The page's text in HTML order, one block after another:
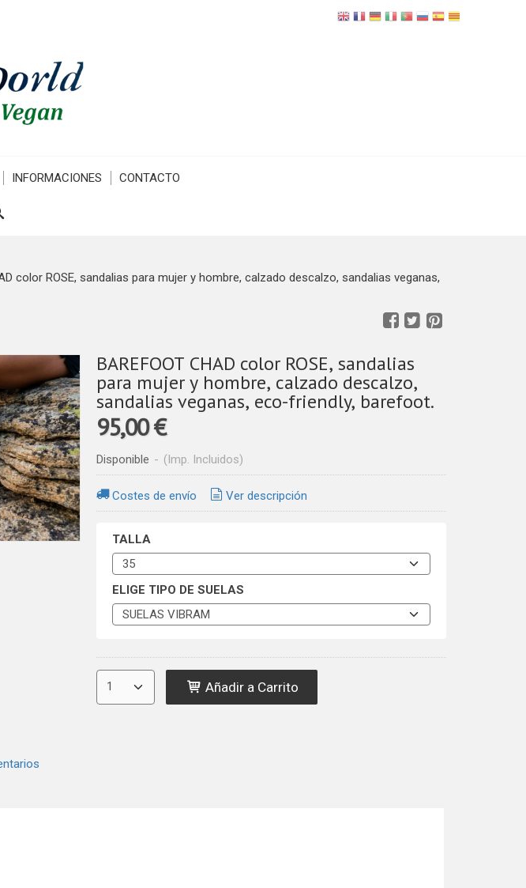
INFORMACIONES CONTACTO
color ROSE, sandalias para mujer y hombre, calzado descalzo, sandalias veganas,
BAREFOOT CHAD color ROSE, sandalias
para mujer y hombre, calzado descalzo,
sandalias veganas, eco-friendly, barefoot.
95,00 €
Disponible - (Imp. Incluidos)
Costes de envío Ver descripción
TALLA
ELIGE TIPO DE SUELAS
Añadir a Carrito